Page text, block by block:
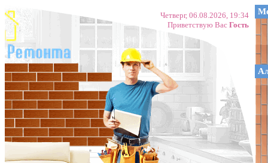
Четверг, 06.08.2026, 19:34
Приветствую Вас Гость